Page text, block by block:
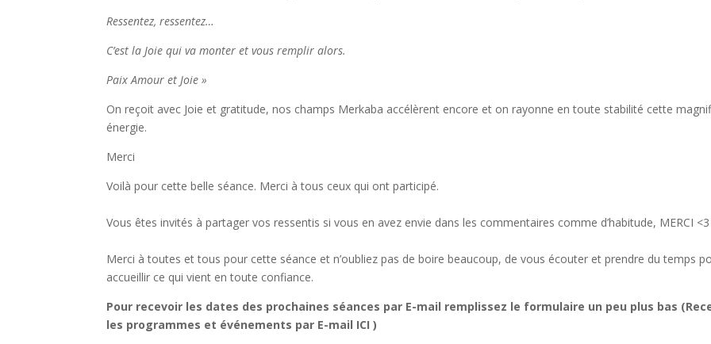
Ressentez, ressentez…
C’est la Joie qui va monter et vous remplir alors.
Paix Amour et Joie »
On reçoit avec Joie et gratitude, nos champs Merkaba accélèrent encore et on rayonne en toute stabilité cette
énergie.
Merci
Voilà pour cette belle séance. Merci à tous ceux qui ont participé.
Vous êtes invités à partager vos ressentis si vous en avez envie dans les commentaires comme d’habitude, MERCI <3
Merci à toutes et tous pour cette séance et n’oubliez pas de boire beaucoup, de vous écouter et prendre du temps
accueillir ce qui vient en toute confiance.
Pour recevoir les dates des prochaines séances par E-mail remplissez le formulaire un peu plus bas
les programmes et événements par E-mail ICI )